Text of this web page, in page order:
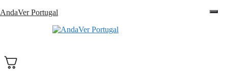
Saltar
AndaVer Portugal